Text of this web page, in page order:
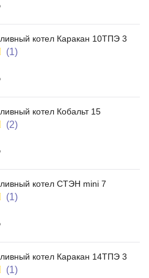
котел Каракан 10ТПЭ 3
(1)
котел Кобальт 15
(2)
котел СТЭН mini 7
(1)
котел Каракан 14ТПЭ 3
(1)